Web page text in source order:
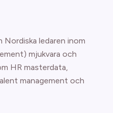
ledaren inom
mjukvara och
HR masterdata,
management och